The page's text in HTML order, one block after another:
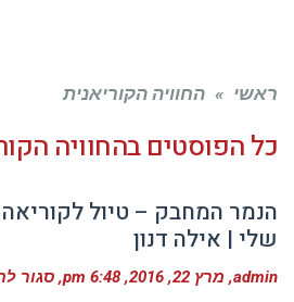
ראשי » החוויה הקוריאנית
כל הפוסטים בהחוויה
הנמר המחבק – טיול לקוריאה
שלי | אילה דנון
admin מרץ 22, 2016 6:48 pm סגור